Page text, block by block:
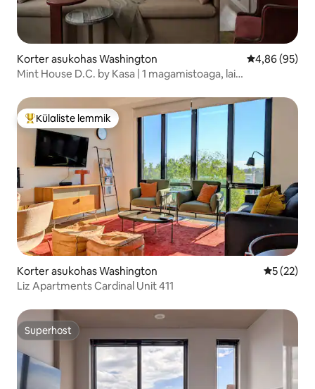
Korter asukohas Washington Keskmine
4,86 (95)
Mint House D.C. by Kasa | 1 magamistoaga, lai
Külaliste suur lemmik
Külaliste lemmik
Korter asukohas Washington Keskmine
5 (22)
Liz Apartments Cardinal Unit 411
Superhost
Superhost